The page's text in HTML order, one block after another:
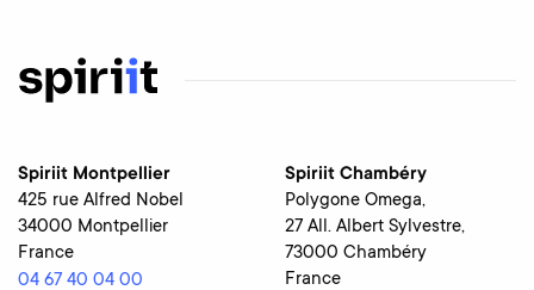
Spiriit Montpellier
425 rue Alfred Nobel
34000 Montpellier
France
04 67 40 04 00
Spiriit Chambéry
Polygone Omega,
27 All. Albert Sylvestre,
73000 Chambéry
France